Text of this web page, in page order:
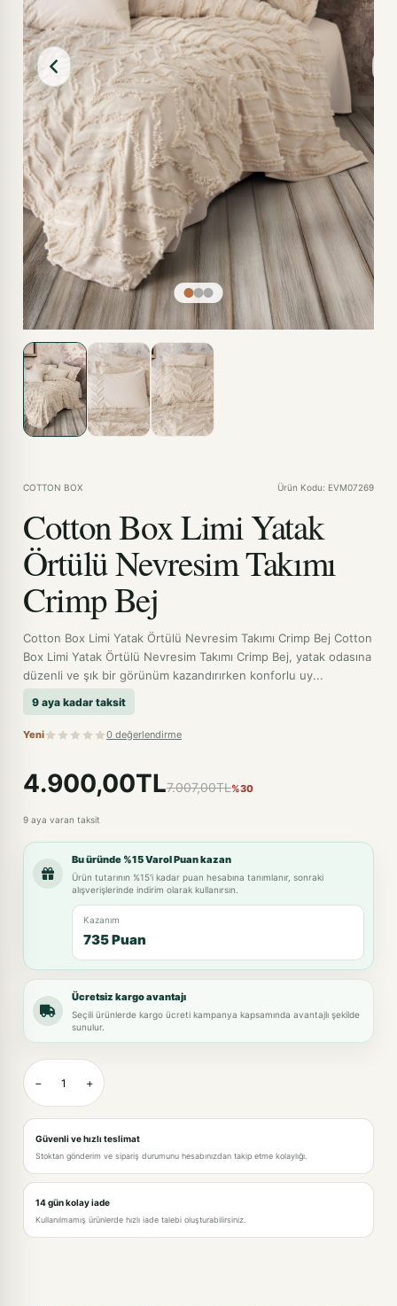
COTTON BOX Ürün Kodu: EVM07269
Cotton Box Limi Yatak
Örtülü Nevresim Takımı
Crimp Bej
Cotton Box Limi Yatak Örtülü Nevresim Takımı Crimp Bej Cotton
Box Limi Yatak Örtülü Nevresim Takımı Crimp Bej, yatak odasına
düzenli ve şık bir görünüm kazandırırken konforlu uy...
9 aya kadar taksit
Yeni 0 değerlendirme
4.900,00TL7.007,00TL%30
9 aya varan taksit
Bu üründe %15 Varol Puan kazan
Ürün tutarının %15'i kadar puan hesabına tanımlanır, sonraki
alışverişlerinde indirim olarak kullanırsın.
Kazanım
735 Puan
Ücretsiz kargo avantajı
Seçili ürünlerde kargo ücreti kampanya kapsamında avantajlı şekilde
sunulur.
− +
Güvenli ve hızlı teslimat
Stoktan gönderim ve sipariş durumunu hesabınızdan takip etme kolaylığı.
14 gün kolay iade
Kullanılmamış ürünlerde hızlı iade talebi oluşturabilirsiniz.